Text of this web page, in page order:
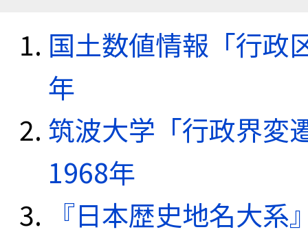
国土数値情報「行政
年
筑波大学「行政界変
1968年
『日本歴史地名大